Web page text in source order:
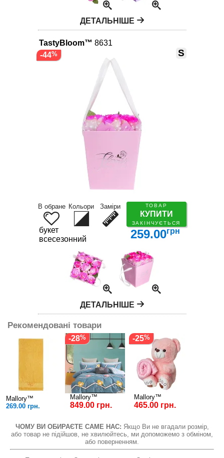
ДЕТАЛЬНІШЕ
TastyBloom™ 8631
S
В обране Кольори Заміри ТОВАР
КУПИТИ
ЗАКІНЧУЄТЬСЯ
букет
всесезонний
259.00грн
-44
ДЕТАЛЬНІШЕ
Рекомендовані товари
Mallory™
269.00 грн.
-28
Mallory™
849.00 грн.
-25
Mallory™
465.00 грн.
ЧОМУ ВИ ОБИРАЄТЕ САМЕ НАС: Якщо Ви не вгадали розмір,
або товар не підійшов, не хвилюйтесь, ми допоможемо з обміном,
або поверненням.